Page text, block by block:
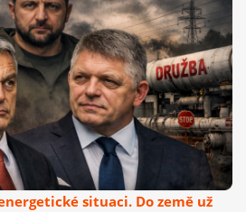
situaci. Do země už